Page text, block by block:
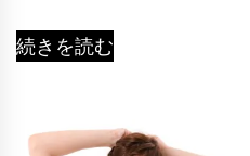
続きを読む